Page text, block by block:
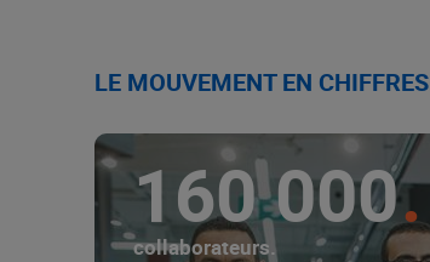
LE MOUVEMENT EN CHIFFRES
160 000
collaborateurs.